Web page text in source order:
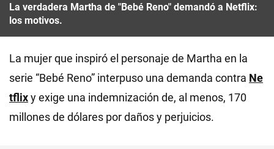
La verdadera Martha de "Bebé Reno" demandó a Netflix:
los motivos.
La mujer que inspiró el personaje de Martha en la
serie “Bebé Reno” interpuso una demanda contra Ne
tflixy exige una indemnización de, al menos, 170
millones de dólares por daños y perjuicios.